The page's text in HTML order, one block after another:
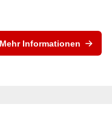
Mehr Informationen